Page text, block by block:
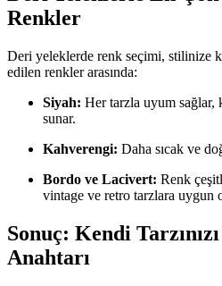
Renkler
Deri yeleklerde renk seçimi, stilinize
edilen renkler arasında:
Siyah: Her tarzla uyum sağlar,
sunar.
Kahverengi: Daha sıcak ve
Bordo ve Lacivert: Renk
vintage ve retro tarzlara uygun
Sonuç: Kendi
Anahtarı